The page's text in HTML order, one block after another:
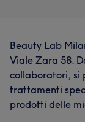
Beauty Lab
Viale Zara 58.
collaboratori, si
trattamenti
prodotti delle